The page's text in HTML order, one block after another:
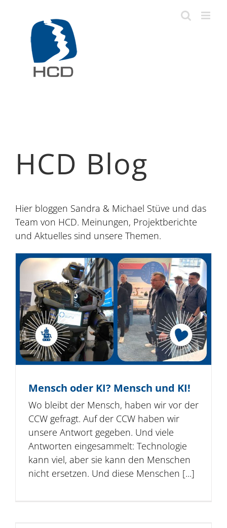
springen
HCD Blog
Hier bloggen Sandra & Michael Stüve und das
Team von HCD. Meinungen, Projektberichte
und Aktuelles sind unsere Themen.
Mensch oder KI? Mensch und KI!
Wo bleibt der Mensch, haben wir vor der
CCW gefragt. Auf der CCW haben wir
unsere Antwort gegeben. Und viele
Antworten eingesammelt: Technologie
kann viel, aber sie kann den Menschen
nicht ersetzen. Und diese Menschen [...]